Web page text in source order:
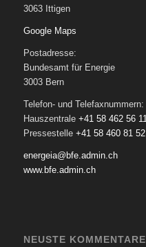
3063 Ittigen
Google Maps
Postadresse:
Bundesamt für Energie
3003 Bern
Telefon- und Telefaxnummern:
Hauszentrale +41 58 462 56 11
Pressestelle +41 58 460 81 52
energeia@bfe.admin.ch
www.bfe.admin.ch
NEUSTE KOMMENTARE